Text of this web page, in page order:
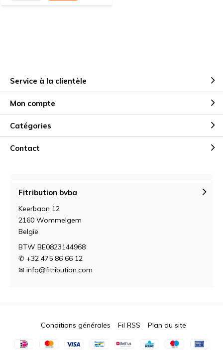
Service à la clientèle
Mon compte
Catégories
Contact
Fitribution bvba
Keerbaan 12
2160 Wommelgem
België
BTW BE0823144968
✆ +32 475 86 66 12
✉ info@fitribution.com
Conditions générales Fil RSS Plan du site